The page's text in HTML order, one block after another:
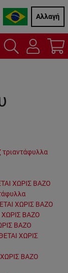
Αλλαγή
τριαντάφυλλα
ΧΩΡΙΣ ΒΑΖΟ
ΧΩΡΙΣ ΒΑΖΟ
ΧΩΡΙΣ ΒΑΖΟ
ΒΑΖΟ
ΧΩΡΙΣ
ΒΑΖΟ